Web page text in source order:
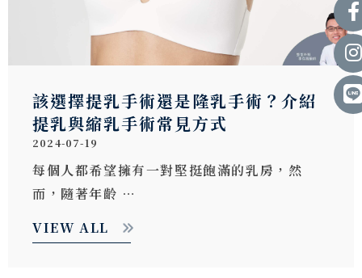
該選擇提乳手術還是隆乳手術？介紹
提乳與縮乳手術常見方式
2024-07-19
每個人都希望擁有一對堅挺飽滿的乳房，然
而，隨著年齡 …
VIEW ALL